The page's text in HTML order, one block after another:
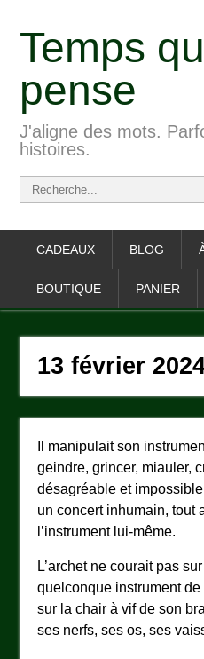
Temps
pense
J'aligne des mots.
histoires.
CADEAUX BLOG
BOUTIQUE PANIER
13 février
Il manipulait son
geindre, grincer, miauler,
désagréable et
un concert inhumain, tout
l’instrument lui-même.
L’archet ne courait pas
quelconque instrument
sur la chair à vif de son
ses nerfs, ses os, ses